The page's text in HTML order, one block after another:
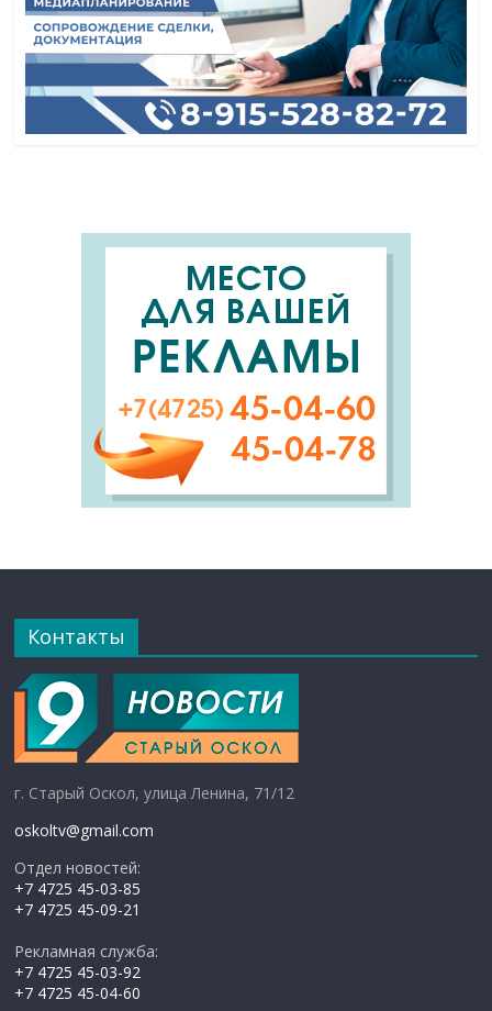
Контакты
г. Старый Оскол, улица Ленина, 71/12
oskoltv@gmail.com
Отдел новостей:
+7 4725 45-03-85
+7 4725 45-09-21
Рекламная служба:
+7 4725 45-03-92
+7 4725 45-04-60